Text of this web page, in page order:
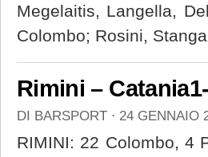
Megelaitis, Langella,
Colombo; Rosini,
Rimini –
DI BARSPORT ⋅ 24 GENNAIO
RIMINI: 22 Colombo, 4